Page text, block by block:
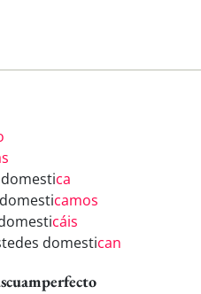
ca
camos
cáis
domestican